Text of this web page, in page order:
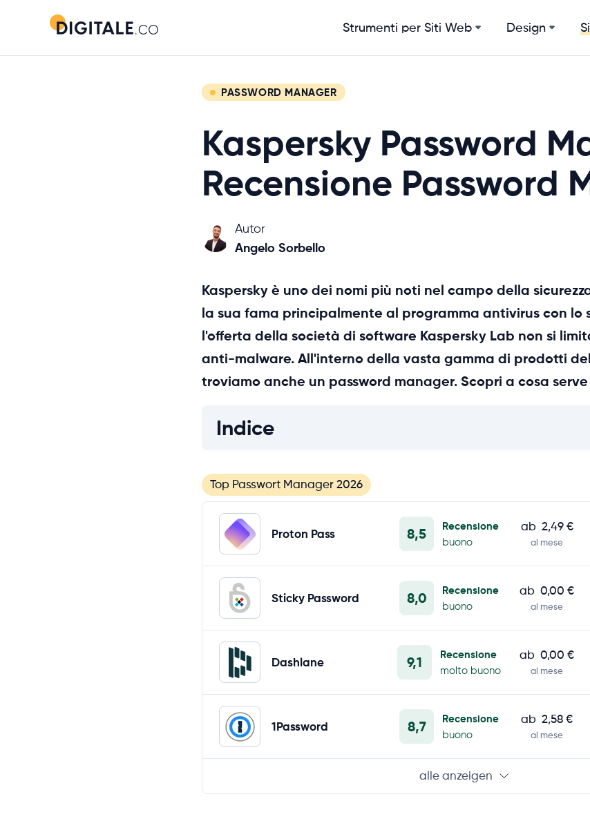
Strumenti per Siti Web Design
PASSWORD MANAGER
Kaspersky Password
Recensione Password
Autor
Angelo Sorbello
Kaspersky è uno dei nomi più noti nel campo della
la sua fama principalmente al programma antivirus con lo
l'offerta della società di software Kaspersky Lab non si
anti-malware. All'interno della vasta gamma di prodotti
troviamo anche un password manager. Scopri a cosa
Indice
Top Passwort Manager 2026
ab 2,49 €
al mese
Proton Pass 8,5
Recensione
buono
ab 0,00 €
al mese
Sticky Password 8,0
Recensione
buono
ab 0,00 €
al mese
Dashlane 9,1
Recensione
molto buono
ab 2,58 €
al mese
1Password 8,7
Recensione
buono
alle anzeigen